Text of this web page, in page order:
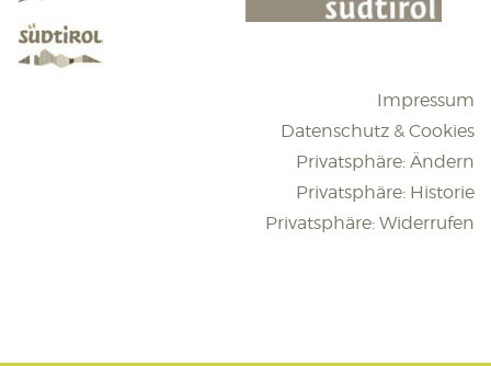
Impressum
Datenschutz & Cookies
Privatsphäre: Ändern
Privatsphäre: Historie
Privatsphäre: Widerrufen